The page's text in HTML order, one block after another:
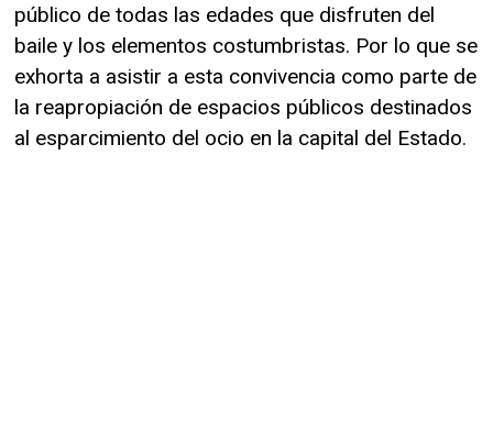
público de todas las edades que disfruten del
baile y los elementos costumbristas. Por lo que se
exhorta a asistir a esta convivencia como parte de
la reapropiación de espacios públicos destinados
al esparcimiento del ocio en la capital del Estado.